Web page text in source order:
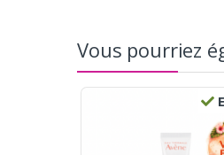
Vous pourriez